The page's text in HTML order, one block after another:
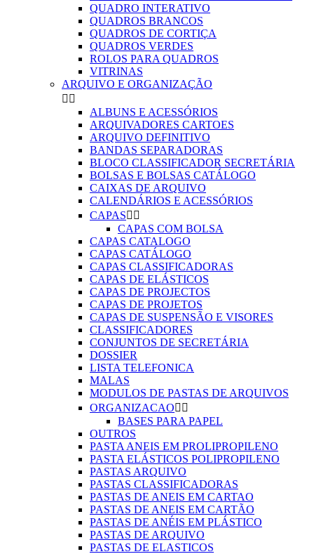
QUADRO INTERATIVO
QUADROS BRANCOS
QUADROS DE CORTIÇA
QUADROS VERDES
ROLOS PARA QUADROS
VITRINAS
ARQUIVO E ORGANIZAÇÃO
 
ALBUNS E ACESSÓRIOS
ARQUIVADORES CARTOES
ARQUIVO DEFINITIVO
BANDAS SEPARADORAS
BLOCO CLASSIFICADOR SECRETÁRIA
BOLSAS E BOLSAS CATÁLOGO
CAIXAS DE ARQUIVO
CALENDÁRIOS E ACESSÓRIOS
CAPAS 
CAPAS COM BOLSA
CAPAS CATALOGO
CAPAS CATÁLOGO
CAPAS CLASSIFICADORAS
CAPAS DE ELÁSTICOS
CAPAS DE PROJECTOS
CAPAS DE PROJETOS
CAPAS DE SUSPENSÃO E VISORES
CLASSIFICADORES
CONJUNTOS DE SECRETÁRIA
DOSSIER
LISTA TELEFONICA
MALAS
MODULOS DE PASTAS DE ARQUIVOS
ORGANIZACAO 
BASES PARA PAPEL
OUTROS
PASTA ANEIS EM PROLIPROPILENO
PASTA ELÁSTICOS POLIPROPILENO
PASTAS ARQUIVO
PASTAS CLASSIFICADORAS
PASTAS DE ANEIS EM CARTAO
PASTAS DE ANEIS EM CARTÃO
PASTAS DE ANÉIS EM PLÁSTICO
PASTAS DE ARQUIVO
PASTAS DE ELASTICOS